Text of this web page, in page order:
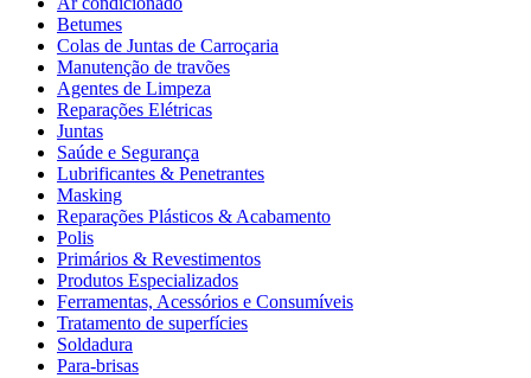
Betumes
Colas de Juntas de Carroçaria
Manutenção de travões
Agentes de Limpeza
Reparações Elétricas
Juntas
Saúde e Segurança
Lubrificantes & Penetrantes
Masking
Reparações Plásticos & Acabamento
Polis
Primários & Revestimentos
Produtos Especializados
Ferramentas, Acessórios e Consumíveis
Tratamento de superfícies
Soldadura
Para-brisas